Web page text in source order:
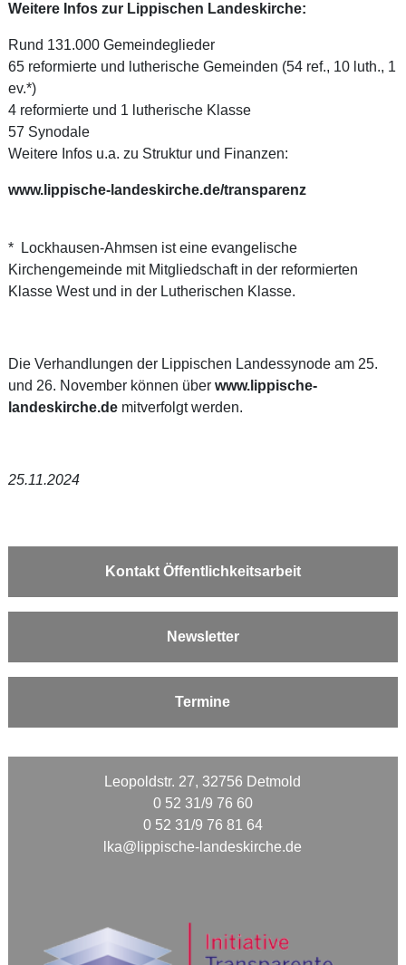
Weitere Infos zur Lippischen Landeskirche:
Rund 131.000 Gemeindeglieder
65 reformierte und lutherische Gemeinden (54 ref., 10 luth., 1
ev.*)
4 reformierte und 1 lutherische Klasse
57 Synodale
Weitere Infos u.a. zu Struktur und Finanzen:
www.lippische-landeskirche.de/transparenz
* Lockhausen-Ahmsen ist eine evangelische
Kirchengemeinde mit Mitgliedschaft in der reformierten
Klasse West und in der Lutherischen Klasse.
Die Verhandlungen der Lippischen Landessynode am 25.
und 26. November können über www.lippische-
landeskirche.demitverfolgt werden.
25.11.2024
Kontakt Öffentlichkeitsarbeit
Newsletter
Termine
Leopoldstr. 27, 32756 Detmold
0 52 31/9 76 60
0 52 31/9 76 81 64
lka@lippische-landeskirche.de